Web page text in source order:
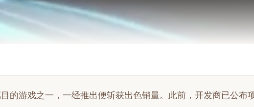
的游戏之一，一经推出便斩获出色销量。此前，开发商已公布